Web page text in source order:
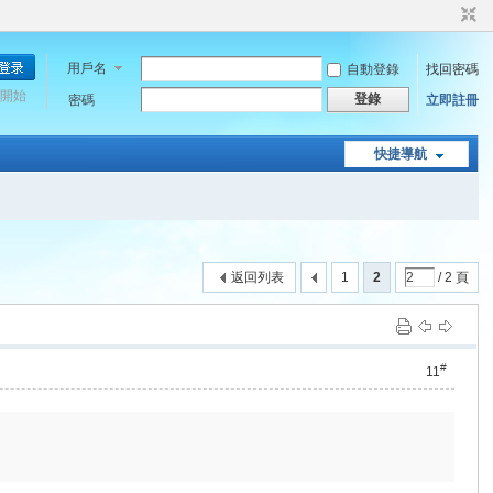
用戶名 自動登錄
找回密碼
密碼
登錄 立即註冊
始
快捷導航
1 2 / 2 頁
返回列表
11#